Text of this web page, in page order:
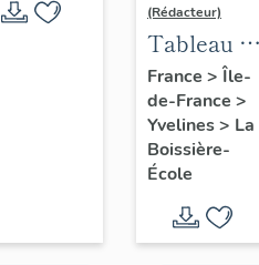
(Rédacteur)
Tableau :
Olympe
Hériot (2)
France > Île-
de-France >
Yvelines> La
Boissière-
École